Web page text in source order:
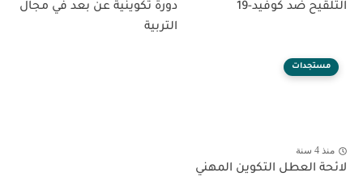
التلقيح ضد كوفيد-19
دورة تكوينية عن بعد في مجال
التربية
مستجدات
منذ 4 سنة
لائحة العطل التكوين المهني